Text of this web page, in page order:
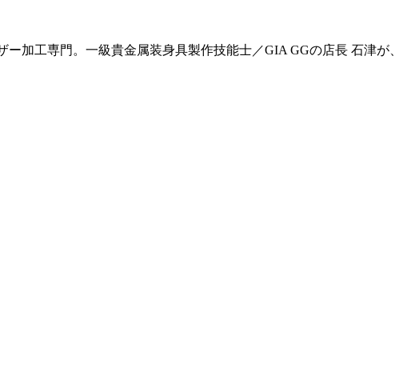
加工専門。一級貴金属装身具製作技能士／GIA GGの店長 石津が、